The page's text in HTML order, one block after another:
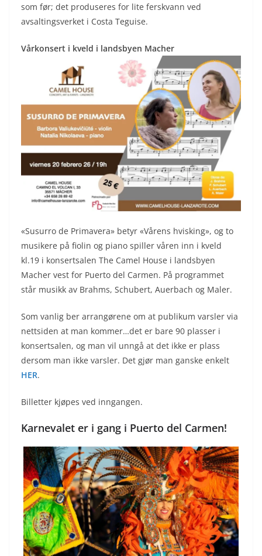
som før; det produseres for lite ferskvann ved
avsaltingsverket i Costa Teguise.
Vårkonsert i kveld i landsbyen Macher
«Susurro de Primavera» betyr «Vårens hvisking», og to
musikere på fiolin og piano spiller våren inn i kveld
kl.19 i konsertsalen The Camel House i landsbyen
Macher vest for Puerto del Carmen. På programmet
står musikk av Brahms, Schubert, Auerbach og Maler.
Som vanlig ber arrangørene om at publikum varsler via
nettsiden at man kommer…det er bare 90 plasser i
konsertsalen, og man vil unngå at det ikke er plass
dersom man ikke varsler. Det gjør man ganske enkelt
HER.
Billetter kjøpes ved inngangen.
Karnevalet er i gang i Puerto del Carmen!